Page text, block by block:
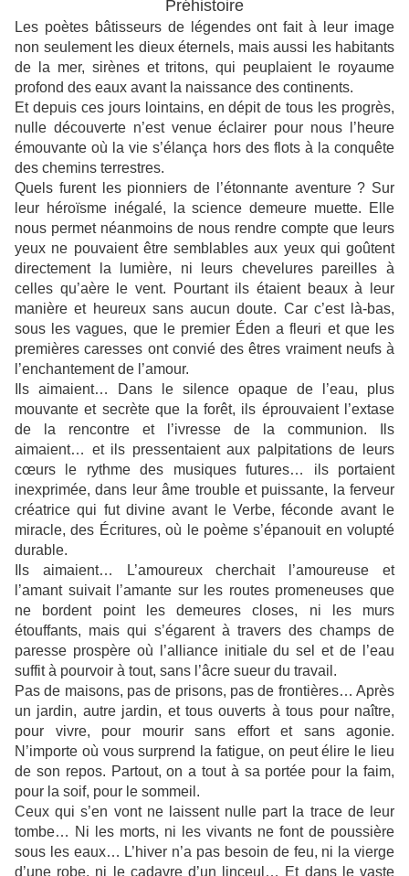
Préhistoire
Les poètes bâtisseurs de légendes ont fait à leur image
non seulement les dieux éternels, mais aussi les habitants
de la mer, sirènes et tritons, qui peuplaient le royaume
profond des eaux avant la naissance des continents.
Et depuis ces jours lointains, en dépit de tous les progrès,
nulle découverte n’est venue éclairer pour nous l’heure
émouvante où la vie s’élança hors des flots à la conquête
des chemins terrestres.
Quels furent les pionniers de l’étonnante aventure ? Sur
leur héroïsme inégalé, la science demeure muette. Elle
nous permet néanmoins de nous rendre compte que leurs
yeux ne pouvaient être semblables aux yeux qui goûtent
directement la lumière, ni leurs chevelures pareilles à
celles qu’aère le vent. Pourtant ils étaient beaux à leur
manière et heureux sans aucun doute. Car c’est là-bas,
sous les vagues, que le premier Éden a fleuri et que les
premières caresses ont convié des êtres vraiment neufs à
l’enchantement de l’amour.
Ils aimaient… Dans le silence opaque de l’eau, plus
mouvante et secrète que la forêt, ils éprouvaient l’extase
de la rencontre et l’ivresse de la communion. Ils
aimaient… et ils pressentaient aux palpitations de leurs
cœurs le rythme des musiques futures… ils portaient
inexprimée, dans leur âme trouble et puissante, la ferveur
créatrice qui fut divine avant le Verbe, féconde avant le
miracle, des Écritures, où le poème s’épanouit en volupté
durable.
Ils aimaient… L’amoureux cherchait l’amoureuse et
l’amant suivait l’amante sur les routes promeneuses que
ne bordent point les demeures closes, ni les murs
étouffants, mais qui s’égarent à travers des champs de
paresse prospère où l’alliance initiale du sel et de l’eau
suffit à pourvoir à tout, sans l’âcre sueur du travail.
Pas de maisons, pas de prisons, pas de frontières… Après
un jardin, autre jardin, et tous ouverts à tous pour naître,
pour vivre, pour mourir sans effort et sans agonie.
N’importe où vous surprend la fatigue, on peut élire le lieu
de son repos. Partout, on a tout à sa portée pour la faim,
pour la soif, pour le sommeil.
Ceux qui s’en vont ne laissent nulle part la trace de leur
tombe… Ni les morts, ni les vivants ne font de poussière
sous les eaux… L’hiver n’a pas besoin de feu, ni la vierge
d’une robe, ni le cadavre d’un linceul… Et dans le vaste